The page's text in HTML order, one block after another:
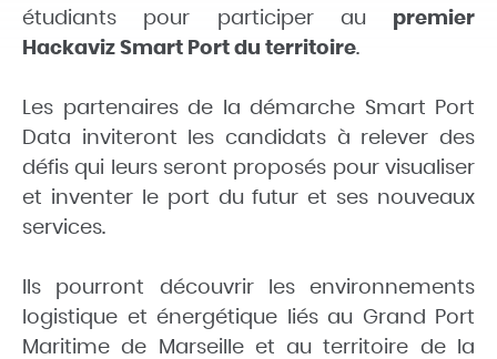
étudiants pour participer au premier
Hackaviz Smart Port du territoire.
Les partenaires de la démarche Smart Port
Data inviteront les candidats à relever des
défis qui leurs seront proposés pour visualiser
et inventer le port du futur et ses nouveaux
services.
Ils pourront découvrir les environnements
logistique et énergétique liés au Grand Port
Maritime de Marseille et au territoire de la